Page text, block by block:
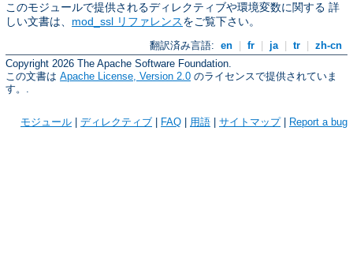
このモジュールで提供されるディレクティブや環境変数に関する 詳
しい文書は、 mod_ssl リファレンスをご覧下さい。
翻訳済み言語: en fr ja tr
zh-cn
Copyright 2026 The Apache Software Foundation.
この文書は Apache License, Version 2.0 のライセンスで提供されていま
す。.
モジュール | ディレクティブ | FAQ | 用語 | サイトマップ| Report a bug